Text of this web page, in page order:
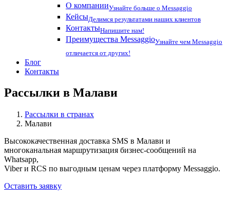
О компанииУзнайте больше о Messaggio
КейсыДелимся результатами наших клиентов
КонтактыНапишите нам!
Преимущества MessaggioУзнайте чем Messaggio
отличается от других!
Блог
Контакты
Рассылки в Малави
Рассылки в странах
Малави
Высококачественная доставка SMS в Малави и
многоканальная маршрутизация бизнес-сообщений на
Whatsapp,
Viber и RCS по выгодным ценам через платформу Messaggio.
Оставить заявку